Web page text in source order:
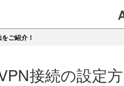
ご紹介！
接続の設定